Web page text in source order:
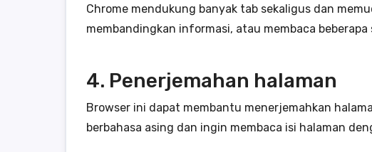
Chrome mendukung banyak tab sekaligus dan
membandingkan informasi, atau membaca
4. Penerjemahan halaman
Browser ini dapat membantu menerjemahkan
berbahasa asing dan ingin membaca isi halaman